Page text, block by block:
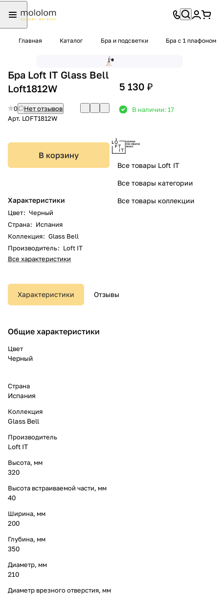
Главная Каталог Бра и подсветки Бра с 1 плафоном
Бра Loft IT Glass Bell
Loft1812W
0
Нет отзывов
Арт. LOFT1812W
В корзину
Характеристики
Цвет: Черный
Страна: Испания
Коллекция: Glass Bell
Производитель: Loft IT
Все характеристики
5 130 ₽
В наличии: 17
Все товары Loft IT
Все товары категории
Все товары коллекции
Характеристики Отзывы
Общие характеристики
Цвет
Черный
Страна
Испания
Коллекция
Glass Bell
Производитель
Loft IT
Высота, мм
320
Высота встраиваемой части, мм
40
Ширина, мм
200
Глубина, мм
350
Диаметр, мм
210
Диаметр врезного отверстия, мм